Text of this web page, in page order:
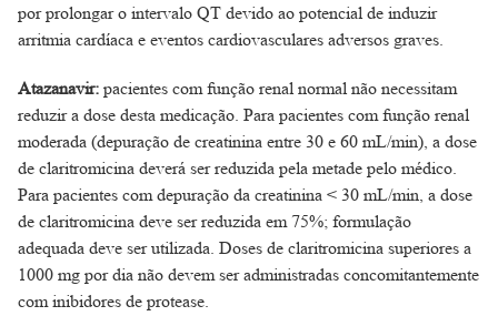
por prolongar o intervalo QT devido ao potencial de induzir
arritmia cardíaca e eventos cardiovasculares adversos graves.
Atazanavir: pacientes com função renal normal não necessitam
reduzir a dose desta medicação. Para pacientes com função renal
moderada (depuração de creatinina entre 30 e 60 mL/min), a dose
de claritromicina deverá ser reduzida pela metade pelo médico.
Para pacientes com depuração da creatinina < 30 mL/min, a dose
de claritromicina deve ser reduzida em 75%; formulação
adequada deve ser utilizada. Doses de claritromicina superiores a
1000 mg por dia não devem ser administradas concomitantemente
com inibidores de protease.